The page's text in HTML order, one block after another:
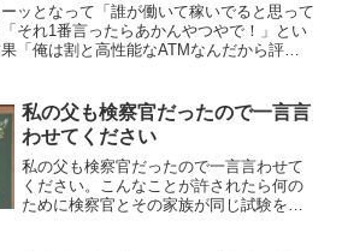
ッとなって「誰が働いて稼いでると思って
それ1番言ったらあかんやつやで！」とい
「俺は割と高性能なATMなんだから評価
私の父も検察官だったので一言言
わせてください
私の父も検察官だったので一言言わせて
ください。こんなことが許されたら何の
ために検察官とその家族が同じ試験を合